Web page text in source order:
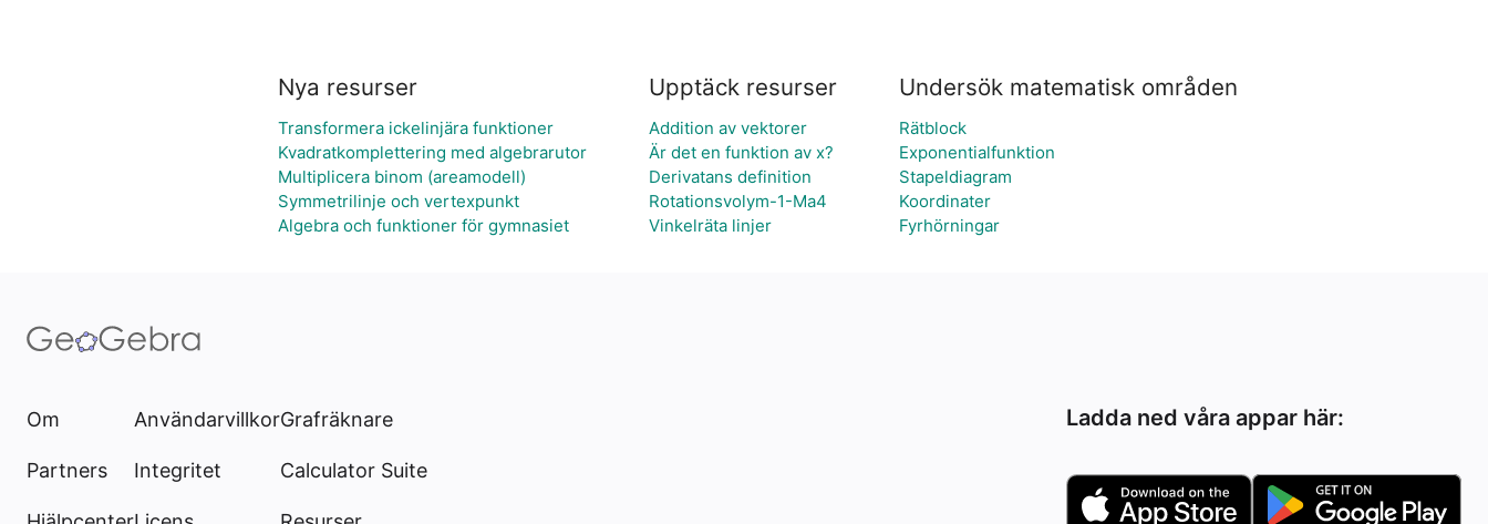
Nya resurser
Transformera ickelinjära funktioner
Kvadratkomplettering med algebrarutor
Multiplicera binom (areamodell)
Symmetrilinje och vertexpunkt
Algebra och funktioner för gymnasiet
Upptäck resurser
Addition av vektorer
Är det en funktion av x?
Derivatans definition
Rotationsvolym-1-Ma4
Vinkelräta linjer
Undersök matematisk områden
Rätblock
Exponentialfunktion
Stapeldiagram
Koordinater
Fyrhörningar
Om
Partners
Användarvillkor
Integritet
Grafräknare
Calculator Suite
Ladda ned våra appar här: